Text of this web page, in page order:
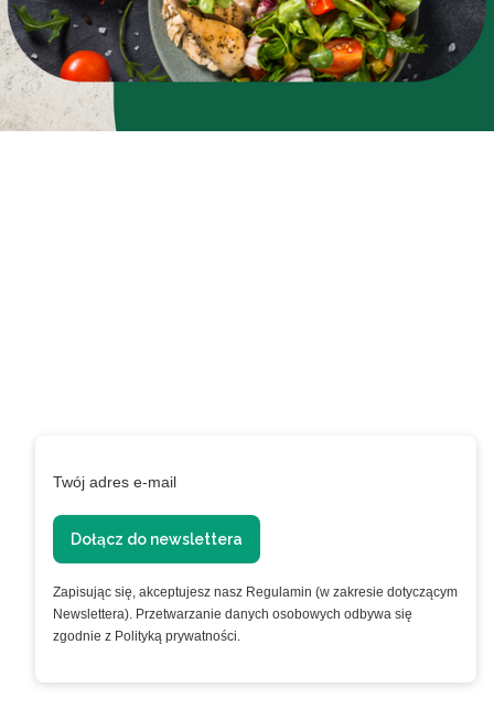
Twój adres e-mail
Dołącz do newslettera
Zapisując się, akceptujesz nasz Regulamin (w zakresie dotyczącym
Newslettera). Przetwarzanie danych osobowych odbywa się
zgodnie z Polityką prywatności.